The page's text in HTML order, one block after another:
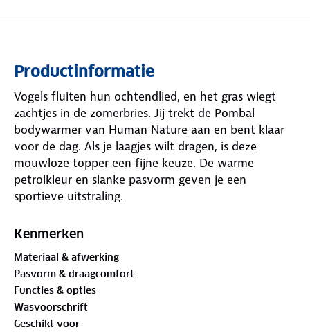
Productinformatie
Vogels fluiten hun ochtendlied, en het gras wiegt
zachtjes in de zomerbries. Jij trekt de Pombal
bodywarmer van Human Nature aan en bent klaar
voor de dag. Als je laagjes wilt dragen, is deze
mouwloze topper een fijne keuze. De warme
petrolkleur en slanke pasvorm geven je een
sportieve uitstraling.
Deze bodywarmer biedt alles wat je nodig hebt. Hij
en toch ademend blijft. De zachte teddystof aan de
binnenkant voelt prettig aan, en de opstaande
kraag en windvanger beschermen je tegen koude
lucht. De stevige YKK-rits werkt soepel en sluit
Kenmerken
Materiaal & afwerking
Pasvorm & draagcomfort
Functies & opties
Wasvoorschrift
Geschikt voor